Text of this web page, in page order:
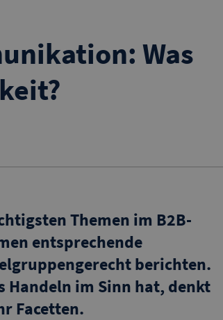
Was
Themen im B2B-
entsprechende
berichten.
Handeln im Sinn hat, denkt
Facetten.